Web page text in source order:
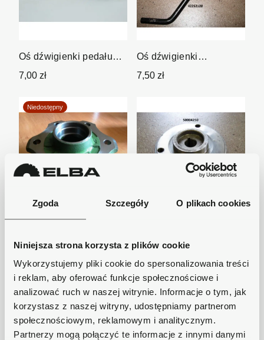
Zgoda Szczegóły O plikach cookies
Niniejsza strona korzysta z plików cookie
Wykorzystujemy pliki cookie do spersonalizowania treści
i reklam, aby oferować funkcje społecznościowe i
analizować ruch w naszej witrynie. Informacje o tym, jak
korzystasz z naszej witryny, udostępniamy partnerom
społecznościowym, reklamowym i analitycznym.
Partnerzy mogą połączyć te informacje z innymi danymi
Oś dźwigienki pedału
gazu
7,00 zł
Oś dźwigienki
przekaźnika
7,50 zł
Niedostępny
Piasta koła przedniego 6
55,00 zł 25,00 zł